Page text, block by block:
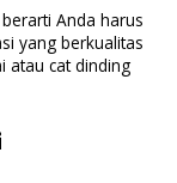
Anda harus
yang berkualitas
atau cat dinding